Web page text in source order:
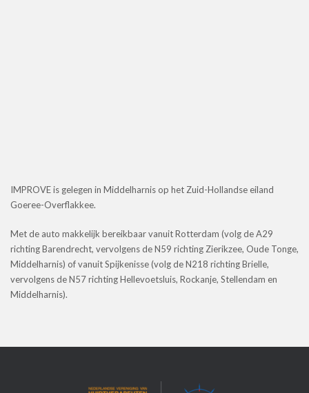
IMPROVE is gelegen in Middelharnis op het Zuid-Hollandse eiland
Goeree-Overflakkee.
Met de auto makkelijk bereikbaar vanuit Rotterdam (volg de A29
richting Barendrecht, vervolgens de N59 richting Zierikzee, Oude Tonge,
Middelharnis) of vanuit Spijkenisse (volg de N218 richting Brielle,
vervolgens de N57 richting Hellevoetsluis, Rockanje, Stellendam en
Middelharnis).